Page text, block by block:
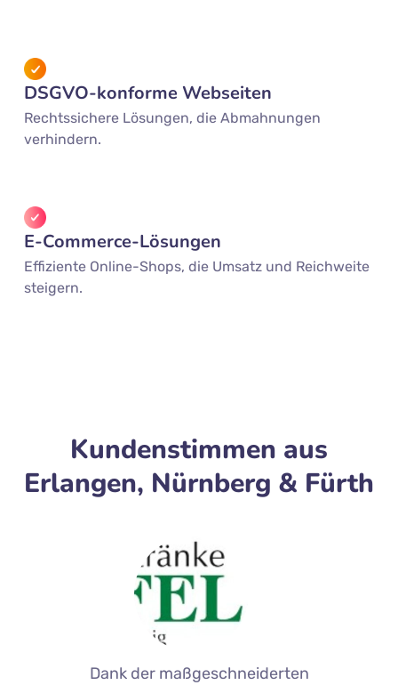
DSGVO-konforme Webseiten
Rechtssichere Lösungen, die Abmahnungen
verhindern.
E-Commerce-Lösungen
Effiziente Online-Shops, die Umsatz und Reichweite
steigern.
Kundenstimmen aus
Erlangen, Nürnberg & Fürth
Dank der maßgeschneiderten